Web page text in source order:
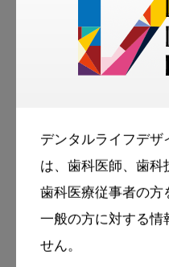
デンタルライフデザ
は、歯科医師、歯科
歯科医療従事者の方
一般の方に対する情
せん。
1991年3月、長崎大
（歯学博士）
1991年4月～1994年
市）
2001年4月～2002年
助教授
2002年4月～2010年
教授